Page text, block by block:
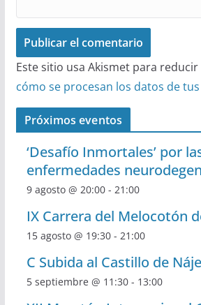
Este sitio usa Akismet para reducir
cómo se procesan los datos de
Próximos eventos
‘Desafío Inmortales’ por
enfermedades
9 agosto @ 20:00- 21:00
IX Carrera del Melocotón
15 agosto @ 19:30- 21:00
C Subida al Castillo de
5 septiembre @ 11:30- 13:00